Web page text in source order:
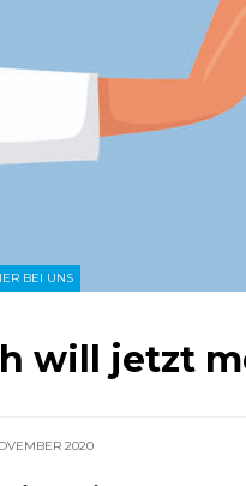
BEI UNS
will jetzt
2020